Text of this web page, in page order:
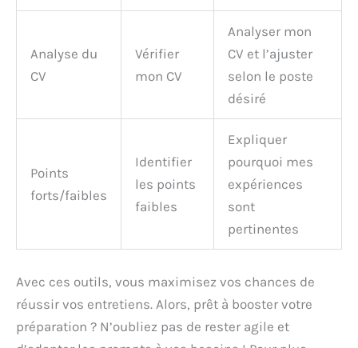
Analyse du
CV
Vérifier
mon CV
Analyser mon
CV et l’ajuster
selon le poste
désiré
Points
forts/faibles
Identifier
les points
faibles
Expliquer
pourquoi mes
expériences
sont
pertinentes
Avec ces outils, vous maximisez vos chances de
réussir vos entretiens. Alors, prêt à booster votre
préparation ? N’oubliez pas de rester agile et